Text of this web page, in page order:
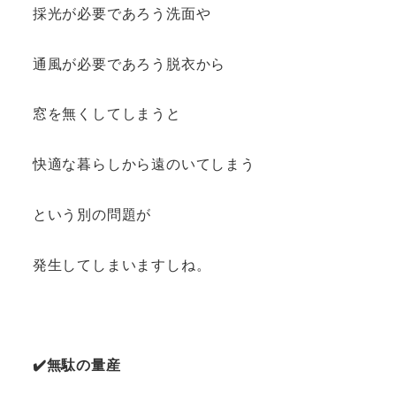
採光が必要であろう洗面や
通風が必要であろう脱衣から
窓を無くしてしまうと
快適な暮らしから遠のいてしまう
という別の問題が
発生してしまいますしね。
✔️無駄の量産